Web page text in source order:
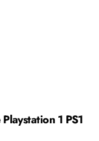
1 PS1